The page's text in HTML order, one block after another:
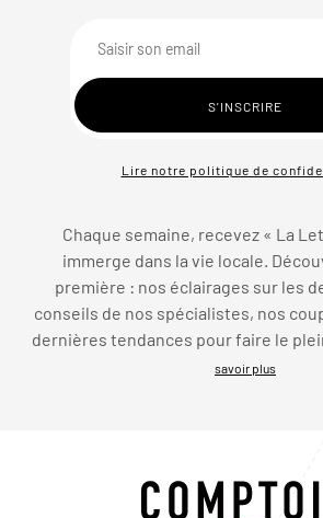
Lire notre politique de
Chaque semaine, recevez « La
immerge dans la vie locale.
première : nos éclairages sur les
conseils de nos spécialistes, nos
dernières tendances pour faire le
savoir plus